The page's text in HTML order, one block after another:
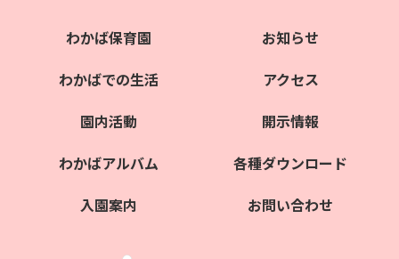
わかば保育園
わかばでの生活
園内活動
わかばアルバム
入園案内
お知らせ
アクセス
開示情報
各種ダウンロード
お問い合わせ